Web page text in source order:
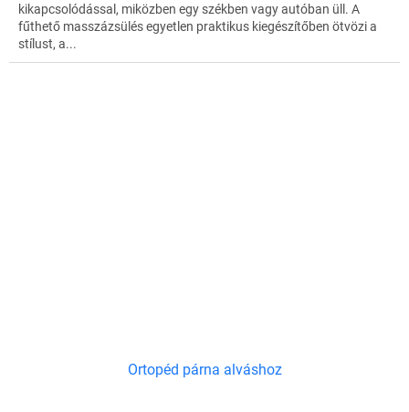
kikapcsolódással, miközben egy székben vagy autóban üll. A
fűthető masszázsülés egyetlen praktikus kiegészítőben ötvözi a
stílust, a...
Ortopéd párna alváshoz